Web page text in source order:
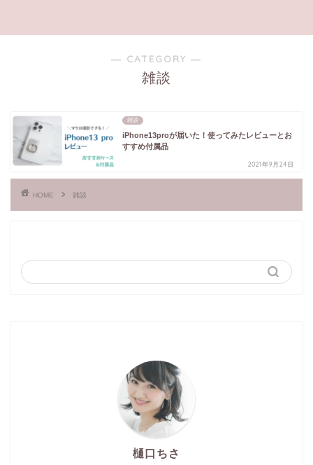
― CATEGORY ―
雑談
雑談
iPhone13proが届いた！使ってみたレビューとお
すすめ付属品
2021年9月24日
HOME 雑談
樋口ちさ